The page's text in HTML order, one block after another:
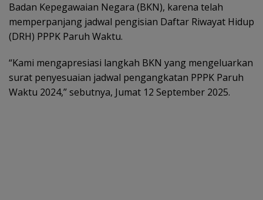
Badan Kepegawaian Negara (BKN), karena telah
memperpanjang jadwal pengisian Daftar Riwayat Hidup
(DRH) PPPK Paruh Waktu.
“Kami mengapresiasi langkah BKN yang mengeluarkan
surat penyesuaian jadwal pengangkatan PPPK Paruh
Waktu 2024,” sebutnya, Jumat 12 September 2025.